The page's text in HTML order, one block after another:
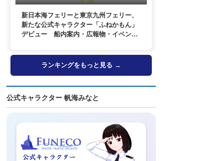
新日本海フェリーと東京九州フェリー、
新たな公式キャラクター「ふねかもん」
デビュー 船内案内・広報物・イベン
ランキングをもっと見る →
公式キャラクター 帆海みなと